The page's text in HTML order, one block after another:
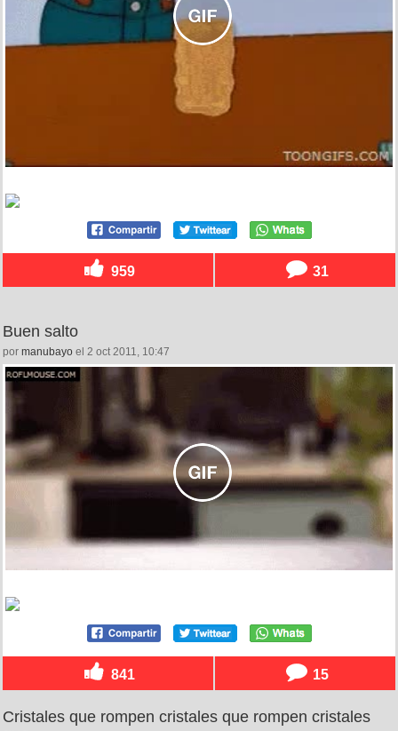
959 31
Buen salto
por manubayo el 2 oct 2011, 10:47
841 15
Cristales que rompen cristales que rompen cristales